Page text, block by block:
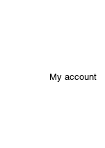
My account